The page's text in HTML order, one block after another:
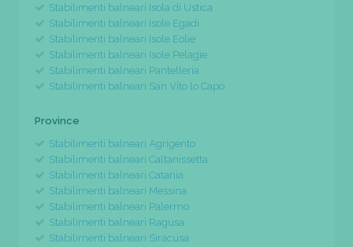
Stabilimenti balneari Isola di Ustica
Stabilimenti balneari Isole Egadi
Stabilimenti balneari Isole Eolie
Stabilimenti balneari Isole Pelagie
Stabilimenti balneari Pantelleria
Stabilimenti balneari San Vito lo Capo
Province
Stabilimenti balneari Agrigento
Stabilimenti balneari Caltanissetta
Stabilimenti balneari Catania
Stabilimenti balneari Messina
Stabilimenti balneari Palermo
Stabilimenti balneari Ragusa
Stabilimenti balneari Siracusa